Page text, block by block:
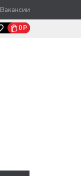
Вакансии
0 Р